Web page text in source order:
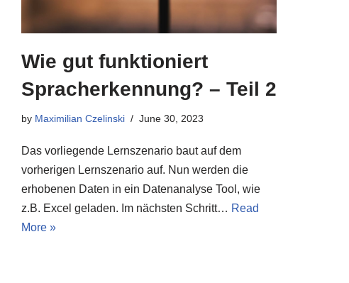
Wie gut funktioniert
Spracherkennung? – Teil 2
by Maximilian Czelinski June 30, 2023
Das vorliegende Lernszenario baut auf dem
vorherigen Lernszenario auf. Nun werden die
erhobenen Daten in ein Datenanalyse Tool, wie
z.B. Excel geladen. Im nächsten Schritt… Read
More »